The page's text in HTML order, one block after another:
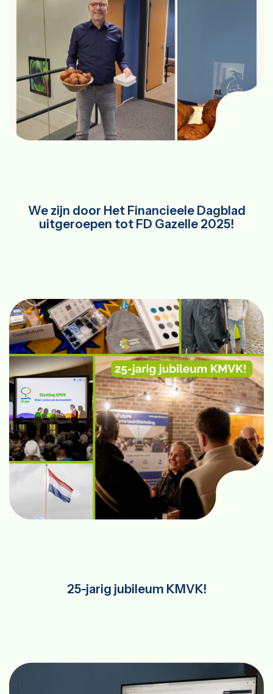
We zijn door Het Financieele Dagblad
uitgeroepen tot FD Gazelle 2025!
25-jarig jubileum KMVK!